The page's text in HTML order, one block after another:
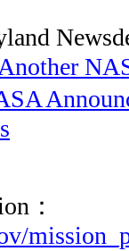
：